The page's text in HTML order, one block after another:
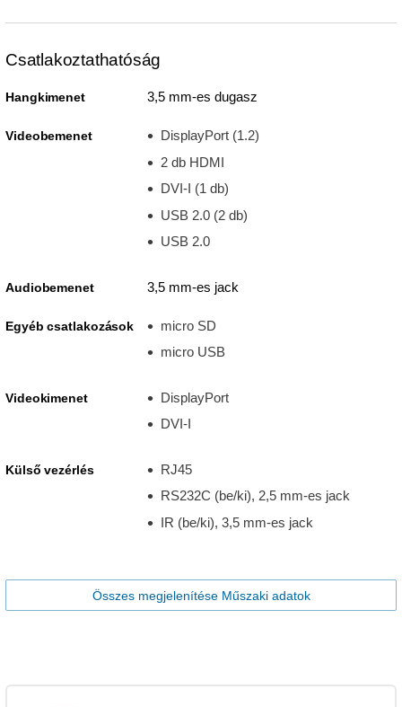
Csatlakoztathatóság
Hangkimenet 3,5 mm-es dugasz
Videobemenet
DisplayPort (1.2)
2 db HDMI
DVI-I (1 db)
USB 2.0 (2 db)
USB 2.0
Audiobemenet 3,5 mm-es jack
Egyéb csatlakozások
micro SD
micro USB
Videokimenet
DisplayPort
DVI-I
Külső vezérlés
RJ45
RS232C (be/ki), 2,5 mm-es jack
IR (be/ki), 3,5 mm-es jack
Összes megjelenítése Műszaki adatok